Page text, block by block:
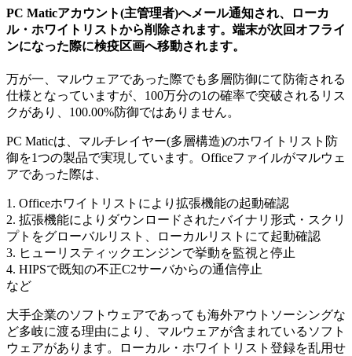
PC Maticアカウント(主管理者)へメール通知され、ローカ
ル・ホワイトリストから削除されます。端末が次回オフライ
ンになった際に検疫区画へ移動されます。
万が一、マルウェアであった際でも多層防御にて防衛される
仕様となっていますが、100万分の1の確率で突破されるリス
クがあり、100.00%防御ではありません。
PC Maticは、マルチレイヤー(多層構造)のホワイトリスト防
御を1つの製品で実現しています。Officeファイルがマルウェ
アであった際は、
1. Officeホワイトリストにより拡張機能の起動確認
2. 拡張機能によりダウンロードされたバイナリ形式・スクリ
プトをグローバルリスト、ローカルリストにて起動確認
3. ヒューリスティックエンジンで挙動を監視と停止
4. HIPSで既知の不正C2サーバからの通信停止
など
大手企業のソフトウェアであっても海外アウトソーシングな
ど多岐に渡る理由により、マルウェアが含まれているソフト
ウェアがあります。ローカル・ホワイトリスト登録を乱用せ